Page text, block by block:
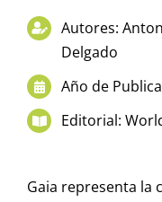
Autores:
Delgado
Año de
Editorial:
Gaia representa la